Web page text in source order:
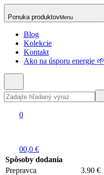
Ponuka produktovMenu
Blog
Kolekcie
Kontakt
Ako na úsporu energie 🌱
0
00,0 €
Spôsoby dodania
Prepravca
3.90 €